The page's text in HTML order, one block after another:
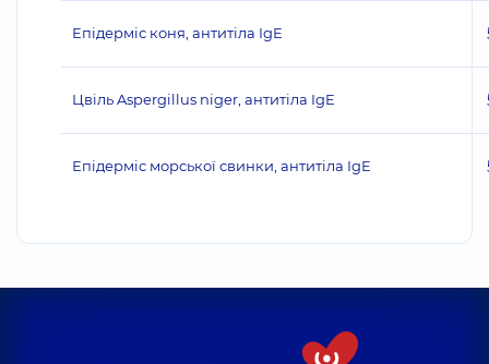
Епідерміс коня, антитіла IgE
Цвіль Aspergillus niger, антитіла IgE
Епідерміс морської свинки, антитіла IgE